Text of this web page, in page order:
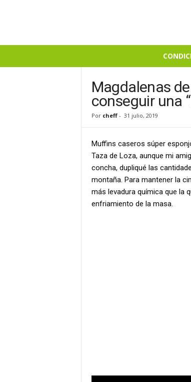
Magdalenas
conseguir una
Por cheff- 31 julio, 2019
Muffins caseros súper
Taza de Loza, aunque mi
concha, dupliqué las
montaña. Para mantener la
más levadura química que la
enfriamiento de la masa.